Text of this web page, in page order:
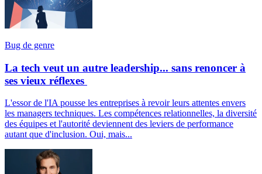
Bug de genre
La tech veut un autre leadership... sans renoncer à
ses vieux réflexes
L'essor de l'IA pousse les entreprises à revoir leurs attentes envers
les managers techniques. Les compétences relationnelles, la diversité
des équipes et l'autorité deviennent des leviers de performance
autant que d'inclusion. Oui, mais...